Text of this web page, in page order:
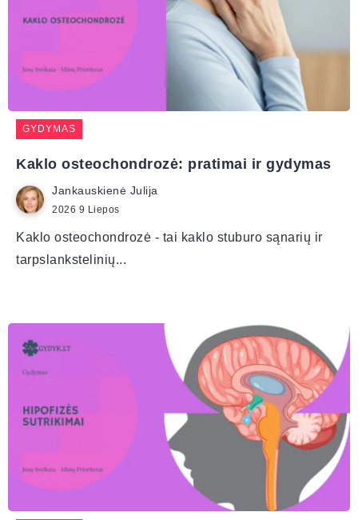
GYDYMAS
Kaklo osteochondrozė: pratimai ir gydymas
Jankauskienė Julija
2026 9 Liepos
Kaklo osteochondrozė - tai kaklo stuburo sąnarių ir
tarpslankstelinių...